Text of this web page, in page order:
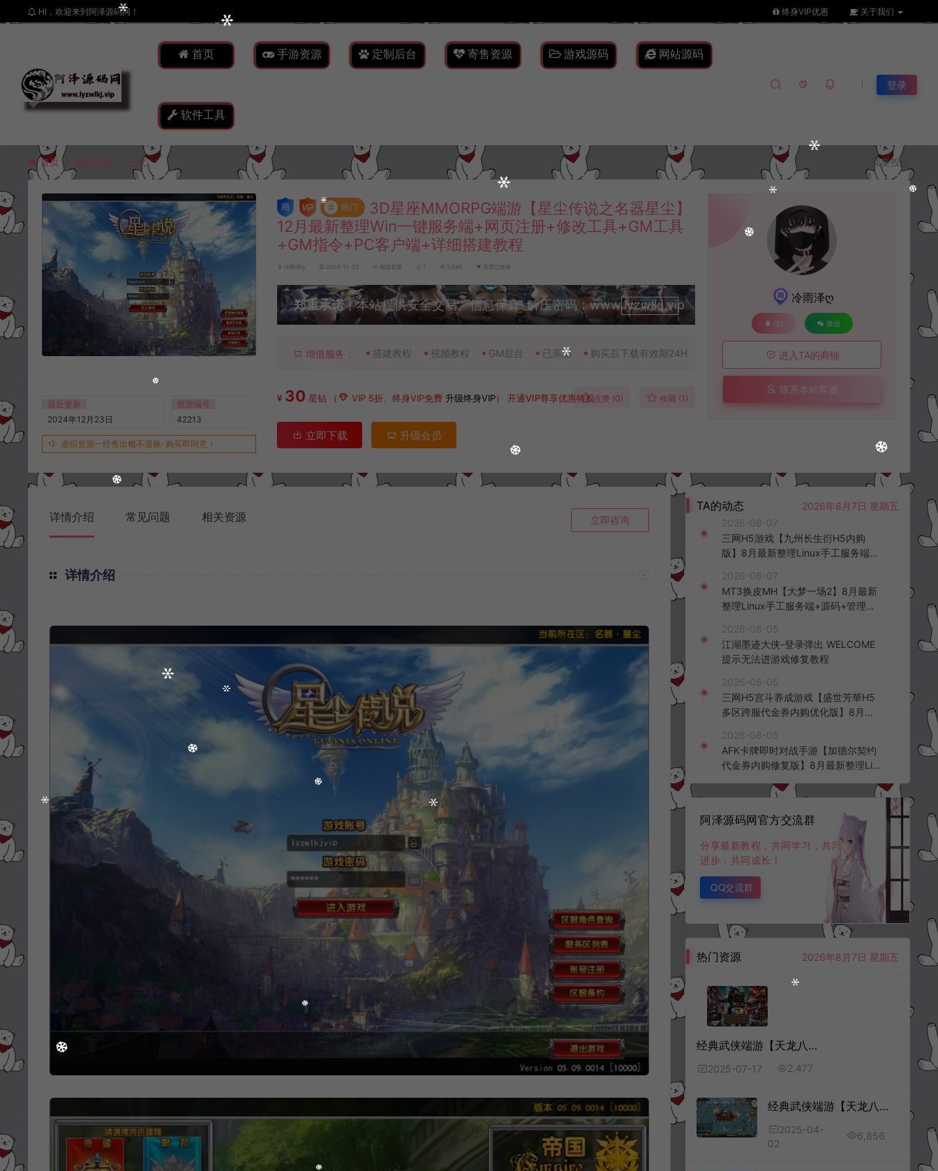
HI，欢迎来到阿泽源码网！ 终身VIP优惠 关于我们
首页 手游资源 定制后台 寄售资源 游戏源码 网站源码
软件工具
登录
首页 端游资源 正文 我要投稿
最近更新
2024年12月23日
资源编号
42213
虚拟资源一经售出概不退换-购买即同意！
# 热门
3D星座MMORPG端游【星尘传说之名器星尘】
12月最新整理Win一键服务端+网页注册+修改工具+GM工具
+GM指令+PC客户端+详细搭建教程
冷雨泽ღ 2024-12-23 端游资源 1 2,049 百度已收录
郑重承诺丨本站提供安全交易、信息保真! 解压密码：www.lyzwlkj.vip
升级会员
增值服务： 搭建教程 视频教程 GM后台 已亲测 购买后下载有效期24H
¥ 30 星钻 （ VIP 5折、终身VIP免费 升级终身VIP）开通VIP尊享优惠特权点赞 (0) 收藏 (1)
立即下载 升级会员
冷雨泽ღ
QQ 微信
进入TA的商铺
联系本站客服
详情介绍 常见问题 相关资源 立即咨询
详情介绍
TA的动态
2026年8月7日 星期五
2026-08-07
三网H5游戏【九州长生衍H5内购
版】8月最新整理Linux手工服务端
客户端+详细搭建教程+视频教程
2026-08-07
MT3换皮MH【大梦一场2】8月最新
整理Linux手工服务端+源码+管理后
频教程
2026-08-05
江湖墨迹大侠-登录弹出 WELCOME
提示无法进游戏修复教程
2026-08-05
三网H5宫斗养成游戏【盛世芳華H5
多区跨服代金券内购优化版】8月最
台+全资源安卓+详细搭建教程+视频
教程
2026-08-05
AFK卡牌即时对战手游【加德尔契约
代金券内购修复版】8月最新整理Lin
K授权后台+安卓苹果双端+详细搭建
阿泽源码网官方交流群
分享最新教程，共同学习，共同
进步，共同成长！
QQ交流群
热门资源 2026年8月7日 星期五
经典武侠端游【天龙八部之怀旧恶人谷魔教入侵武道三】7月最新整理Linux手工服务端+GM工具+PC客户端+详细搭建教程
2025-07-17 2,477
经典武侠端游【天龙八部之重楼中变版】4月最新整理Linux手工服务端+新GM工具+PC客户端+详细搭建教程
2025-04-
02
6,856